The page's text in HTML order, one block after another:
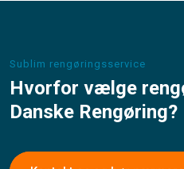
Sublim rengøringsservice
Hvorfor vælge
Danske Rengøring?​